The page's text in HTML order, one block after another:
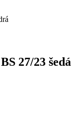
27/23 šedá